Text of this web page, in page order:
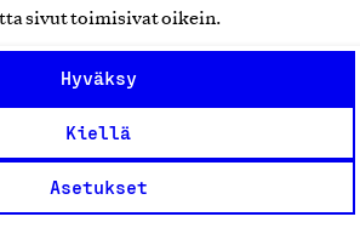
sivut toimisivat oikein.
Hyväksy
Kiellä
Asetukset
omistama puolueeton,
riippumaton yhdistys.
suomalaisen yhteiskunnan kirjo
kansainvälisiin